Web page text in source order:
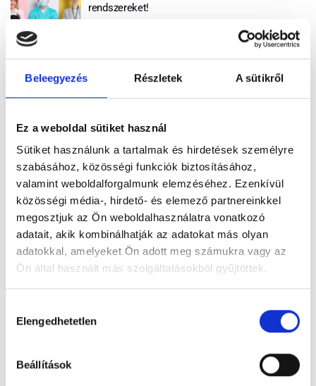
Beleegyezés Részletek A sütikről
Ez a weboldal sütiket használ
Sütiket használunk a tartalmak és hirdetések személyre
szabásához, közösségi funkciók biztosításához,
valamint weboldalforgalmunk elemzéséhez. Ezenkívül
közösségi média-, hirdető- és elemező partnereinkkel
megosztjuk az Ön weboldalhasználatra vonatkozó
adatait, akik kombinálhatják az adatokat más olyan
adatokkal, amelyeket Ön adott meg számukra vagy az
Ön által használt más szolgáltatásokból gyűjtöttek.
kiválasztása
Elengedhetetlen
Beállítások
rendszereket!
a gyanútlan kereskedőket a terminállal.
ÍRTAFIZETÉS SZABADSÁGA 0
1 2 … 5
Népszerű hírek